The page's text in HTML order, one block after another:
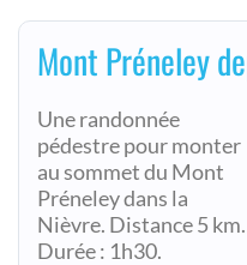
Mont Préneley
Une randonnée
pédestre pour monter
au sommet du Mont
Préneley dans la
Nièvre. Distance 5 km.
Durée : 1h30.